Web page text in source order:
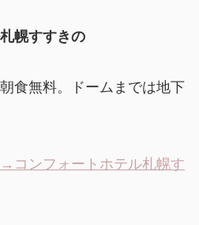
幌すすきの
食無料。ドームまでは地下
コンフォートホテル札幌す